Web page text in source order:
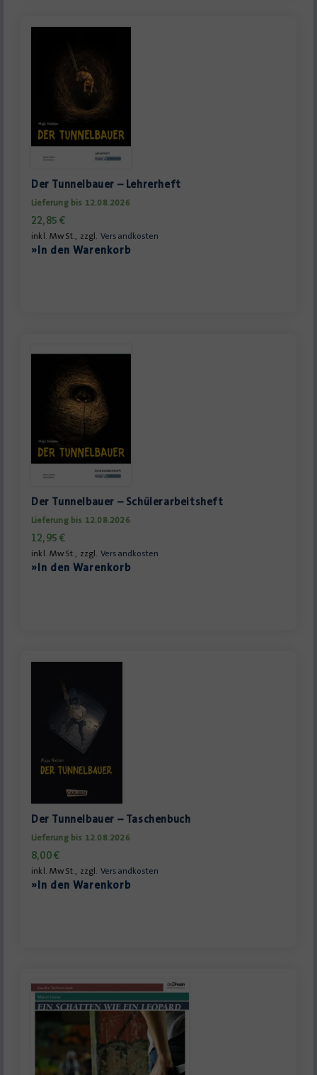
Der Tunnelbauer – Lehrerheft
Lieferung bis 12.08.2026
22,85€
inkl. MwSt., zzgl. Versandkosten
»In den Warenkorb
Der Tunnelbauer – Schülerarbeitsheft
Lieferung bis 12.08.2026
12,95€
inkl. MwSt., zzgl. Versandkosten
»In den Warenkorb
Der Tunnelbauer – Taschenbuch
Lieferung bis 12.08.2026
8,00€
inkl. MwSt., zzgl. Versandkosten
»In den Warenkorb